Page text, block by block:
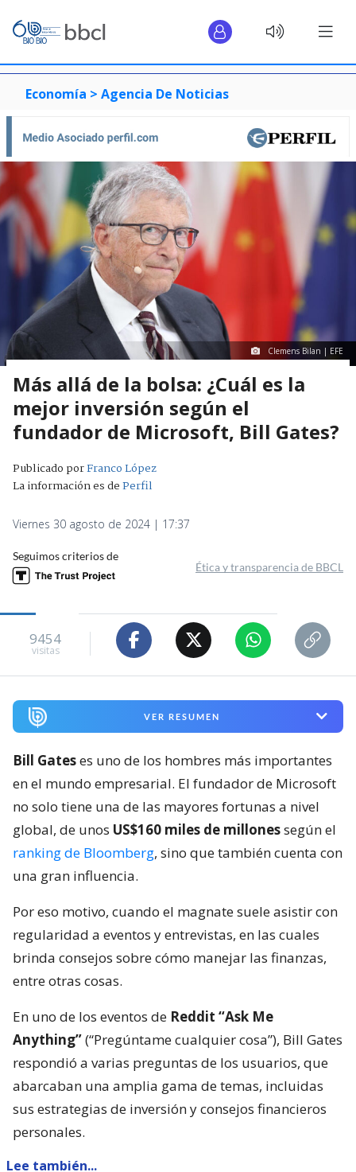
Economía > Agencia De Noticias
Clemens Bilan | EFE
Más allá de la bolsa: ¿Cuál es la
mejor inversión según el
fundador de Microsoft, Bill Gates?
Publicado porFranco López
La información es dePerfil
Viernes 30 agosto de 2024 | 17:37
Seguimos criterios de
Ética y transparencia de BBCL
9454
visitas
VER RESUMEN
Bill Gateses uno de los hombres más importantes
en el mundo empresarial. El fundador de Microsoft
no solo tiene una de las mayores fortunas a nivel
global, de unos US$160 miles de millonessegún el
ranking de Bloomberg, sino que también cuenta con
una gran influencia.
Por eso motivo, cuando el magnate suele asistir con
regularidad a eventos y entrevistas, en las cuales
brinda consejos sobre cómo manejar las finanzas,
entre otras cosas.
En uno de los eventos de Reddit “Ask Me
Anything”(“Pregúntame cualquier cosa”), Bill Gates
respondió a varias preguntas de los usuarios, que
abarcaban una amplia gama de temas, incluidas
sus estrategias de inversión y consejos financieros
personales.
Lee también...